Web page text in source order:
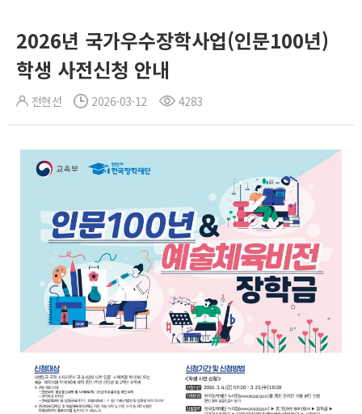
2026년 국가우수장학사업(인문100년)
학생 사전신청 안내
전현선 2026-03-12 4283